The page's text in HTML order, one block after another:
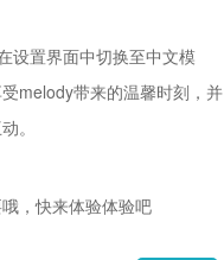
设置界面中切换至中文模
melody带来的温馨时刻，并
。
，快来体验体验吧